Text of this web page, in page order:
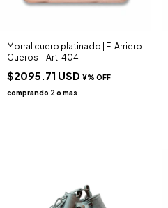
Morral cuero platinado | El Arriero
Cueros – Art. 404
$2095.71 USD